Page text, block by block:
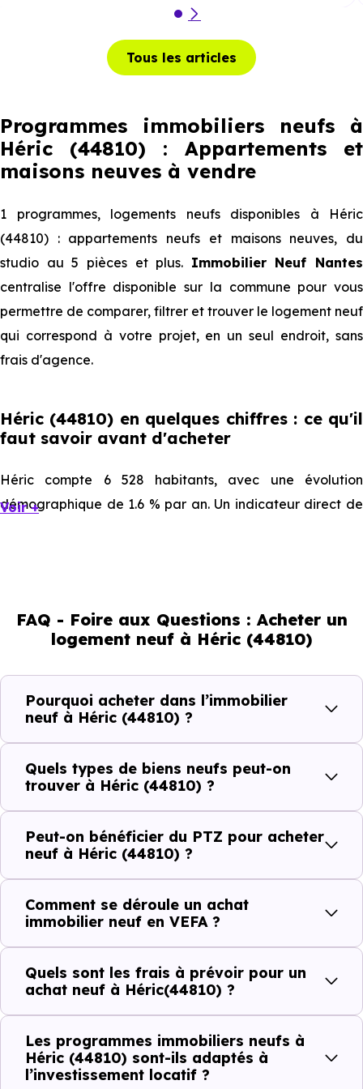
Tous les articles
Programmes immobiliers neufs à
Héric (44810) : Appartements et
maisons neuves à vendre
1 programmes, logements neufs disponibles à Héric
(44810) : appartements neufs et maisons neuves, du
studio au 5 pièces et plus. Immobilier Neuf Nantes
centralise l'offre disponible sur la commune pour vous
permettre de comparer, filtrer et trouver le logement neuf
qui correspond à votre projet, en un seul endroit, sans
frais d'agence.
Héric (44810) en quelques chiffres : ce qu'il
faut savoir avant d'acheter
Héric compte 6 528 habitants, avec une évolution
démographique de 1.6 % par an. Un indicateur direct de
démographique qui renseigne directement sur la
demande locative locale et les typologies de biens les
plus recherchées.
Côté cadre de vie, Héric (44810) dispose de 15
commerces, 21 professions médicales et 4 établissements
scolaires. Des équipements du quotidien qui constituent
autant d'arguments concrets pour habiter ou investir
dans la commune.
Combien coûte un logement à Héric
(44810) ?
C'est souvent la première question. Voici les repères de
prix à connaître pour un achat immobilier à Héric (44810)
Prix
minimum
Prix
moyen
Prix
Voir +
FAQ - Foire aux Questions : Acheter un
logement neuf à Héric (44810)
Pourquoi acheter dans l’immobilier
neuf à Héric (44810) ?
Quels types de biens neufs peut-on
trouver à Héric (44810) ?
Peut-on bénéficier du PTZ pour acheter
neuf à Héric (44810) ?
Comment se déroule un achat
immobilier neuf en VEFA ?
Quels sont les frais à prévoir pour un
achat neuf à Héric(44810) ?
Les programmes immobiliers neufs à
Héric (44810) sont-ils adaptés à
l’investissement locatif ?